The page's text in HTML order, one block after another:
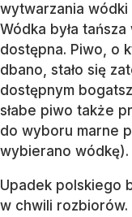
wytwarzania wódki
Wódka była
dostępna. Piwo, o
dbano, stało się
dostępnym
słabe piwo także
do wyboru marne
wybierano wódkę).
Upadek polskiego
w chwili rozbiorów.